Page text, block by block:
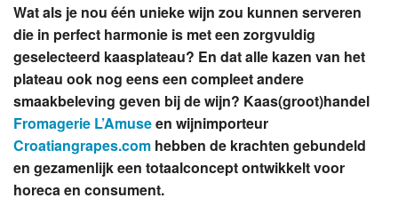
Wat als je nou één unieke wijn zou kunnen serveren
die in perfect harmonie is met een zorgvuldig
geselecteerd kaasplateau? En dat alle kazen van het
plateau ook nog eens een compleet andere
smaakbeleving geven bij de wijn? Kaas(groot)handel
Fromagerie L’Amuseen wijnimporteur
Croatiangrapes.com hebben de krachten gebundeld
en gezamenlijk een totaalconcept ontwikkelt voor
horeca en consument.